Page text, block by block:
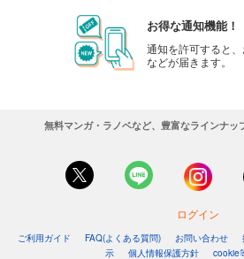
お得な通知機能！
通知を許可すると
などが届きます。
無料マンガ・ラノベなど、豊富なラインナッ
ログイン
ご利用ガイド FAQ(よくある質問) お問い合わせ
示
個人情報保護方針 cookie